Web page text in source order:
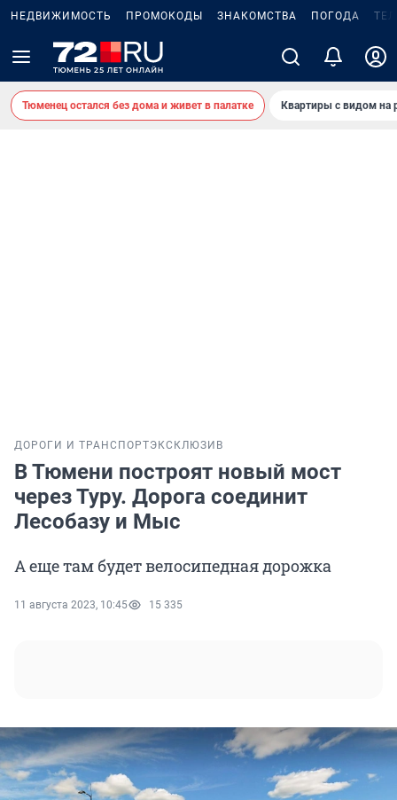
НЕДВИЖИМОСТЬ ПРОМОКОДЫ ЗНАКОМСТВА ПОГОДА
Тюменец остался без дома и живет в палатке Квартиры с видом на
ДОРОГИ И ТРАНСПОРТЭКСКЛЮЗИВ
В Тюмени построят новый мост
через Туру. Дорога соединит
Лесобазу и Мыс
А еще там будет велосипедная дорожка
11 августа 2023, 10:45 15 335